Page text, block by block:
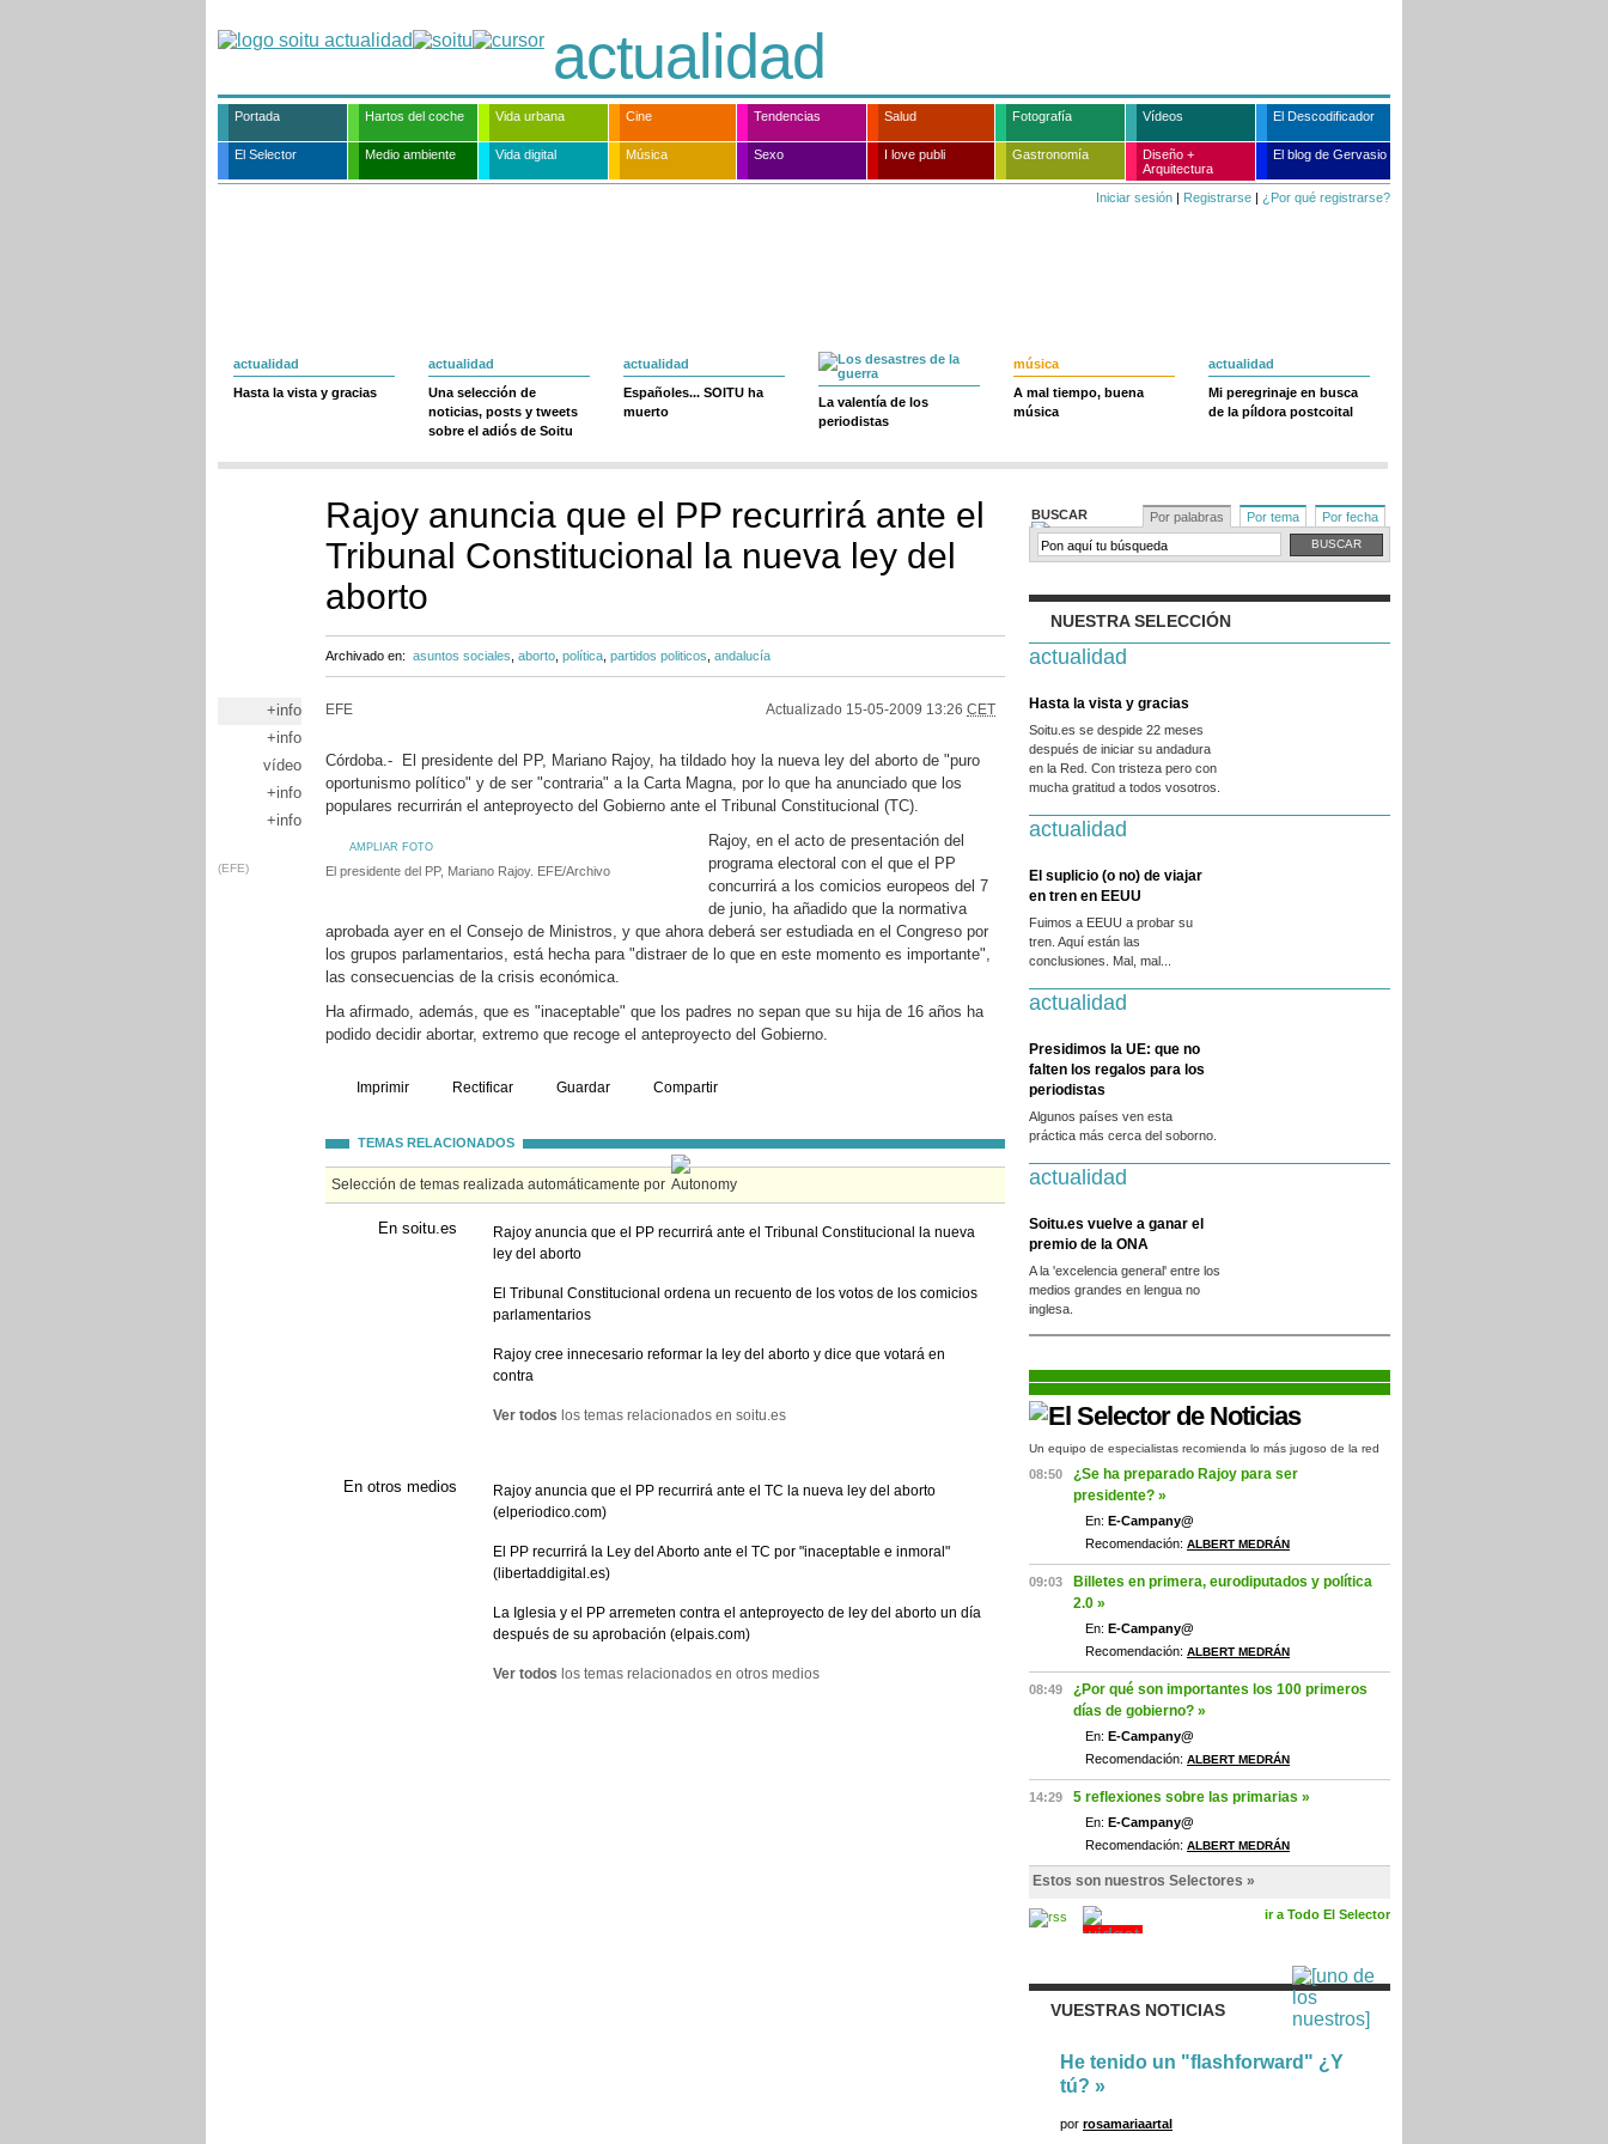
actualidad
Portada Hartos del coche Vida urbana Cine Tendencias Salud Fotografía Vídeos El Descodificador
El Selector Medio ambiente Vida digital Música Sexo I love publi Gastronomía
Diseño +
Arquitectura
El blog de Gervasio
Iniciar sesión | Registrarse | ¿Por qué registrarse?
actualidad
Hasta la vista y gracias
actualidad
Una selección de
noticias, posts y tweets
sobre el adiós de Soitu
actualidad
Españoles... SOITU ha
muerto
La valentía de los
periodistas
música
A mal tiempo, buena
música
actualidad
Mi peregrinaje en busca
de la píldora postcoital
Rajoy anuncia que el PP recurrirá ante el
Tribunal Constitucional la nueva ley del
aborto
Archivado en: asuntos sociales aborto política partidos politicos andalucía
+info
+info
vídeo
+info
+info
EFE Actualizado 15-05-2009 13:26 CET
Córdoba.- El presidente del PP, Mariano Rajoy, ha tildado hoy la nueva ley del aborto de "puro
oportunismo político" y de ser "contraria" a la Carta Magna, por lo que ha anunciado que los
populares recurrirán el anteproyecto del Gobierno ante el Tribunal Constitucional (TC).
AMPLIAR FOTO
(EFE) El presidente del PP, Mariano Rajoy. EFE/Archivo
Rajoy, en el acto de presentación del
programa electoral con el que el PP
concurrirá a los comicios europeos del 7
de junio, ha añadido que la normativa
aprobada ayer en el Consejo de Ministros, y que ahora deberá ser estudiada en el Congreso por
los grupos parlamentarios, está hecha para "distraer de lo que en este momento es importante",
las consecuencias de la crisis económica.
Ha afirmado, además, que es "inaceptable" que los padres no sepan que su hija de 16 años ha
podido decidir abortar, extremo que recoge el anteproyecto del Gobierno.
Imprimir Rectificar Guardar Compartir
TEMAS RELACIONADOS
Selección de temas realizada automáticamente por
En soitu.es
Rajoy anuncia que el PP recurrirá ante el Tribunal Constitucional la nueva
ley del aborto
El Tribunal Constitucional ordena un recuento de los votos de los comicios
parlamentarios
Rajoy cree innecesario reformar la ley del aborto y dice que votará en
contra
Ver todos los temas relacionados en soitu.es
En otros medios
Rajoy anuncia que el PP recurrirá ante el TC la nueva ley del aborto
(elperiodico.com)
El PP recurrirá la Ley del Aborto ante el TC por "inaceptable e inmoral"
(libertaddigital.es)
La Iglesia y el PP arremeten contra el anteproyecto de ley del aborto un día
después de su aprobación (elpais.com)
Ver todos los temas relacionados en otros medios
BUSCAR Por palabras Por tema Por fecha
NUESTRA SELECCIÓN
actualidad
Hasta la vista y gracias
Soitu.es se despide 22 meses
después de iniciar su andadura
en la Red. Con tristeza pero con
mucha gratitud a todos vosotros.
actualidad
El suplicio (o no) de viajar
en tren en EEUU
Fuimos a EEUU a probar su
tren. Aquí están las
conclusiones. Mal, mal...
actualidad
Presidimos la UE: que no
falten los regalos para los
periodistas
Algunos países ven esta
práctica más cerca del soborno.
actualidad
Soitu.es vuelve a ganar el
premio de la ONA
A la 'excelencia general' entre los
medios grandes en lengua no
inglesa.
Un equipo de especialistas recomienda lo más jugoso de la red
08:50
¿Se ha preparado Rajoy para ser
presidente? »
En: E-Campany@
Recomendación: ALBERT MEDRÁN
09:03
Billetes en primera, eurodiputados y política
2.0 »
En: E-Campany@
Recomendación: ALBERT MEDRÁN
08:49
¿Por qué son importantes los 100 primeros
días de gobierno? »
En: E-Campany@
Recomendación: ALBERT MEDRÁN
14:29 5 reflexiones sobre las primarias »
En: E-Campany@
Recomendación: ALBERT MEDRÁN
Estos son nuestros Selectores »
ir a Todo El Selector
VUESTRAS NOTICIAS
He tenido un "flashforward" ¿Y
tú? »
por rosamariaartal